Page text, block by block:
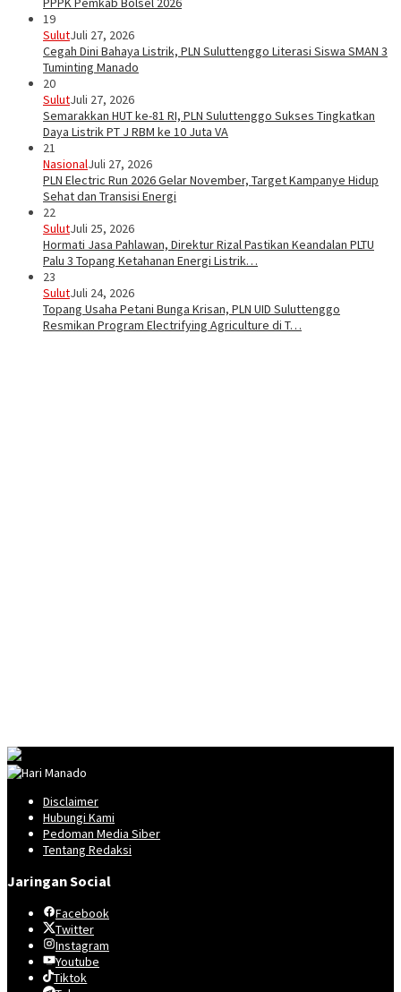
19
SulutJuli 27, 2026
Cegah Dini Bahaya Listrik, PLN Suluttenggo Literasi Siswa SMAN 3
Tuminting Manado
20
SulutJuli 27, 2026
Semarakkan HUT ke-81 RI, PLN Suluttenggo Sukses Tingkatkan
Daya Listrik PT J RBM ke 10 Juta VA
21
NasionalJuli 27, 2026
PLN Electric Run 2026 Gelar November, Target Kampanye Hidup
Sehat dan Transisi Energi
22
SulutJuli 25, 2026
Hormati Jasa Pahlawan, Direktur Rizal Pastikan Keandalan PLTU
Palu 3 Topang Ketahanan Energi Listrik…
23
SulutJuli 24, 2026
Topang Usaha Petani Bunga Krisan, PLN UID Suluttenggo
Resmikan Program Electrifying Agriculture di T…
Disclaimer
Hubungi Kami
Pedoman Media Siber
Tentang Redaksi
Jaringan Social
Facebook
Twitter
Instagram
Youtube
Tiktok